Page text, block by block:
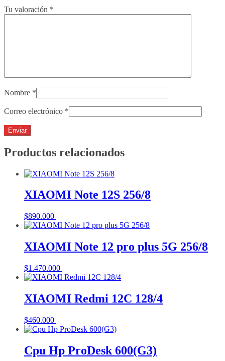
Tu valoración *
Nombre *
Correo electrónico *
Productos relacionados
XIAOMI Note 12S 256/8
$890.000
XIAOMI Note 12 pro plus 5G 256/8
$1.470.000
XIAOMI Redmi 12C 128/4
$460.000
Cpu Hp ProDesk 600(G3)